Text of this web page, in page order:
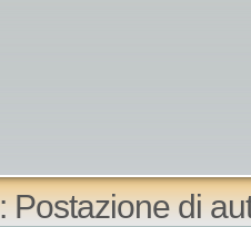
Postazione di